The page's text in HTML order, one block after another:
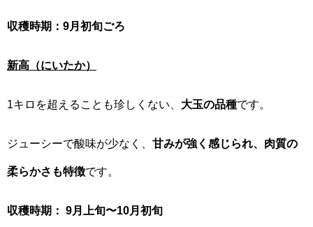
収穫時期：9月初旬ごろ
新高（にいたか）
1キロを超えることも珍しくない、 大玉の品種です。
ジューシーで酸味が少なく、 甘みが強く感じられ、肉質の
柔らかさも特徴です。
収穫時期： 9月上旬〜10月初旬